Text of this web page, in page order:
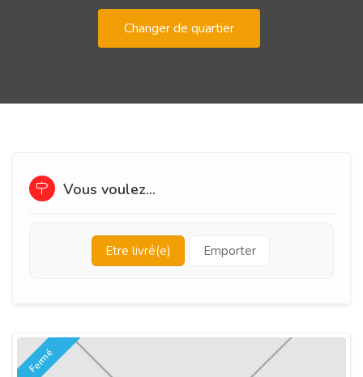
Changer de quartier
Vous voulez...
Etre livré(e) Emporter
Fermé